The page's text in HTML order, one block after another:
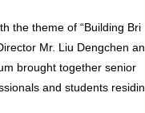
the theme of “Building Bri
Mr. Liu Dengchen an
brought together senior
and students residin